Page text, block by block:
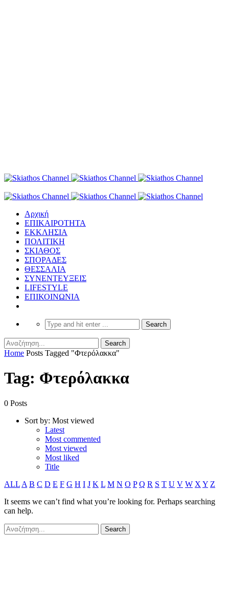
Αρχική
ΕΠΙΚΑΙΡΟΤΗΤΑ
ΕΚΚΛΗΣΙΑ
ΠΟΛΙΤΙΚΗ
ΣΚΙΑΘΟΣ
ΣΠΟΡΑΔΕΣ
ΘΕΣΣΑΛΙΑ
ΣΥΝΕΝΤΕΥΞΕΙΣ
LIFESTYLE
ΕΠΙΚΟΙΝΩΝΙΑ
Home Posts Tagged "Φτερόλακκα"
Tag: Φτερόλακκα
0 Posts
Sort by: Most viewed
Latest
Most commented
Most viewed
Most liked
Title
ALL A B C D E F G H I J K L M N O P Q R S T U V W X Y Z
It seems we can’t find what you’re looking for. Perhaps searching
can help.